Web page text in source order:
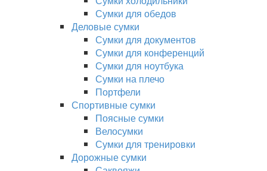
Сумки для обедов
Деловые сумки
Сумки для документов
Сумки для конференций
Сумки для ноутбука
Сумки на плечо
Портфели
Спортивные сумки
Поясные сумки
Велосумки
Сумки для тренировки
Дорожные сумки